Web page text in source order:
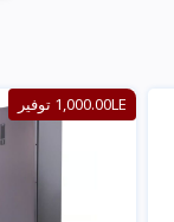
1,000.00LE توفير